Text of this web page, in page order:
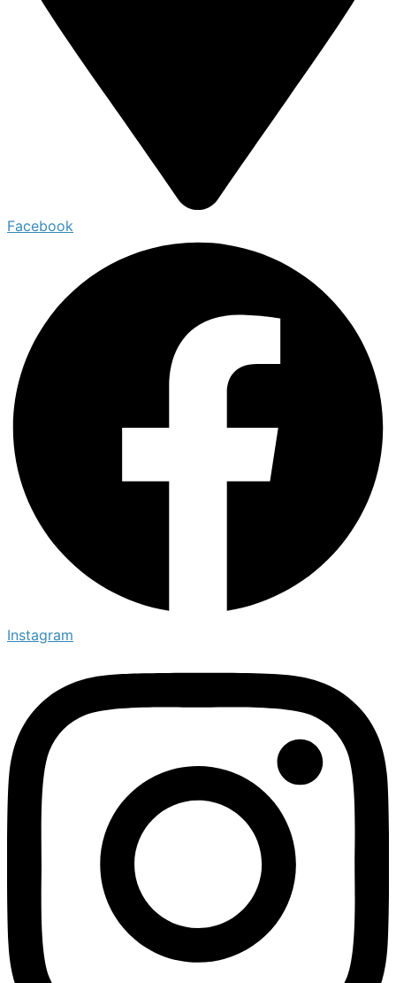
Facebook
Instagram